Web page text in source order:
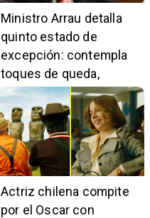
Ministro Arrau detalla
quinto estado de
excepción: contempla
toques de queda,
restricciones y
escuchas telefónicas
en zonas críticas
Actriz chilena compite
por el Oscar con